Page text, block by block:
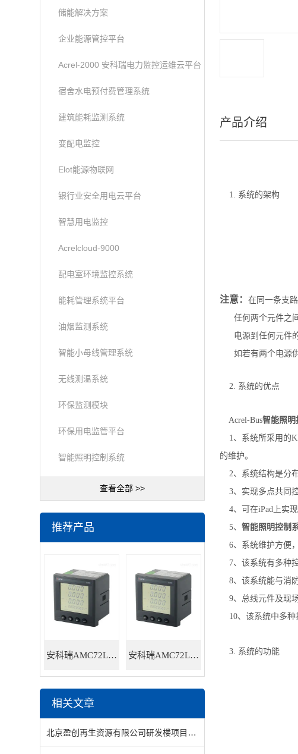
储能解决方案
企业能源管控平台
Acrel-2000 安科瑞电力监控运维云平台
宿舍水电预付费管理系统
建筑能耗监测系统
变配电监控
Elot能源物联网
银行业安全用电云平台
智慧用电监控
Acrelcloud-9000
配电室环境监控系统
能耗管理系统平台
油烟监测系统
智能小母线管理系统
无线测温系统
环保监测模块
环保用电监管平台
智能照明控制系统
查看全部 >>
推荐产品
安科瑞AMC72L-E4/HKC智能电力仪表 安科瑞AMC72L-E4/KC三相多功能智能电力仪表
相关文章
北京盈创再生资源有限公司研发楼项目智能照明控制系统的设计和应用
产品介绍
1. 系统的架构
注意： 在同一条支
任何两个元件之间
电源到任何元件的
如若有两个电源供
2. 系统的优点
Acrel-Bus智能照明
1、系统所采用的
的维护。
2、系统结构是分布
3、实现多点共同控
4、可在iPad上实现
5、 智能照明控制
6、系统维护方便，
7、该系统有多种控
8、该系统能与消防
9、总线元件及现场
10、该系统中多种
3. 系统的功能